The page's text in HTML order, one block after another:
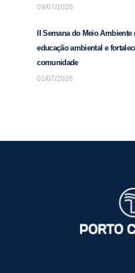
09/07/2026
II Semana do Meio
educação ambiental e
comunidade
01/07/2026